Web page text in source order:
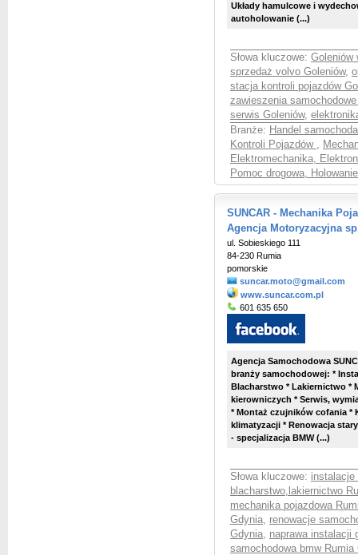
Układy hamulcowe i
autoholowanie (...)
Słowa kluczowe: Goleniów
sprzedaż volvo Goleniów,
stacja kontroli pojazdów
zawieszenia samochodowe
serwis Goleniów,
Branże: Handel
Kontroli Pojazdów ,
Elektromechanika,
Pomoc drogowa, Holowanie
SUNCAR - Mechanika
Agencja Motoryzacyjna
ul. Sobieskiego 111
84-230 Rumia
pomorskie
suncar.moto@gmail.com
www.suncar.com.pl
601 635 650
Agencja Samochodowa
branży samochodowej: *
Blacharstwo * Lakiernictwo *
kierowniczych * Serwis,
* Montaż czujników cofania *
klimatyzacji * Renowacja
- specjalizacja BMW (...)
Słowa kluczowe: instalacje
blacharstwo,lakiernictwo
mechanika pojazdowa
Gdynia, renowacje
Gdynia, naprawa instalacji
samochodowa bmw Rumia